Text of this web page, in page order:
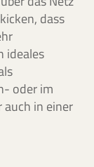
dass
ideales
oder im
in einer